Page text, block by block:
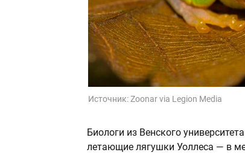
Источник:Zoonar via Legion Media
Биологи из Венского
летающие лягушки Уоллеса — в